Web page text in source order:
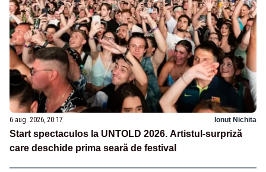
6 aug. 2026, 20:17 Ionuț Nichita
Start spectaculos la UNTOLD 2026. Artistul-surpriză
care deschide prima seară de festival